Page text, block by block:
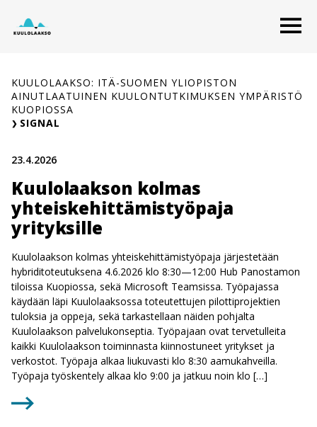
sisältöön
KUULOLAAKSO: ITÄ-SUOMEN YLIOPISTON
AINUTLAATUINEN KUULONTUTKIMUKSEN YMPÄRISTÖ
KUOPIOSSA
SIGNAL
23.4.2026
Kuulolaakson kolmas
yhteiskehittämistyöpaja
yrityksille
Kuulolaakson kolmas yhteiskehittämistyöpaja järjestetään
hybriditoteutuksena 4.6.2026 klo 8:30—12:00 Hub Panostamon
tiloissa Kuopiossa, sekä Microsoft Teamsissa. Työpajassa
käydään läpi Kuulolaaksossa toteutettujen pilottiprojektien
tuloksia ja oppeja, sekä tarkastellaan näiden pohjalta
Kuulolaakson palvelukonseptia. Työpajaan ovat tervetulleita
kaikki Kuulolaakson toiminnasta kiinnostuneet yritykset ja
verkostot. Työpaja alkaa liukuvasti klo 8:30 aamukahveilla.
Työpaja työskentely alkaa klo 9:00 ja jatkuu noin klo […]